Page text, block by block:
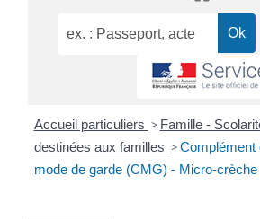
Accueil particuliers > Famille -
destinées aux familles > Complément
mode de garde (CMG) - Micro-crèche